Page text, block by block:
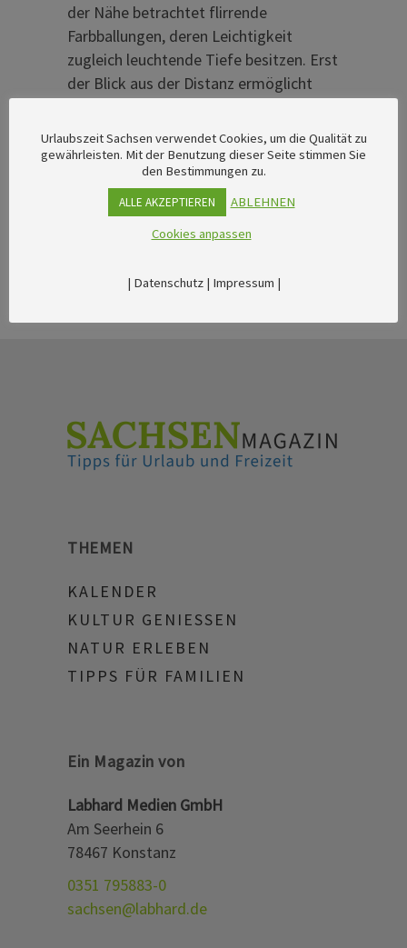
der Nähe betrachtet flirrende
Farbballungen, deren Leichtigkeit
zugleich leuchtende Tiefe besitzen. Erst
der Blick aus der Distanz ermöglicht
und Figuren. Zu sehen in der
Gemäldegalerie im Zwinger Dresden.
THEMEN
KALENDER
KULTUR GENIESSEN
NATUR ERLEBEN
TIPPS FÜR FAMILIEN
Ein Magazin von
Labhard Medien GmbH
Am Seerhein 6
78467 Konstanz
0351 795883-0
sachsen@labhard.de
Urlaubszeit Sachsen verwendet Cookies, um die Qualität zu
gewährleisten. Mit der Benutzung dieser Seite stimmen Sie
den Bestimmungen zu.
ALLE AKZEPTIEREN
ABLEHNEN
Cookies anpassen
| Datenschutz| Impressum |